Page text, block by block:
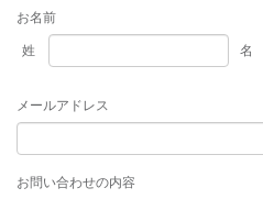
お名前
姓
名
メールアドレス
お問い合わせの内容